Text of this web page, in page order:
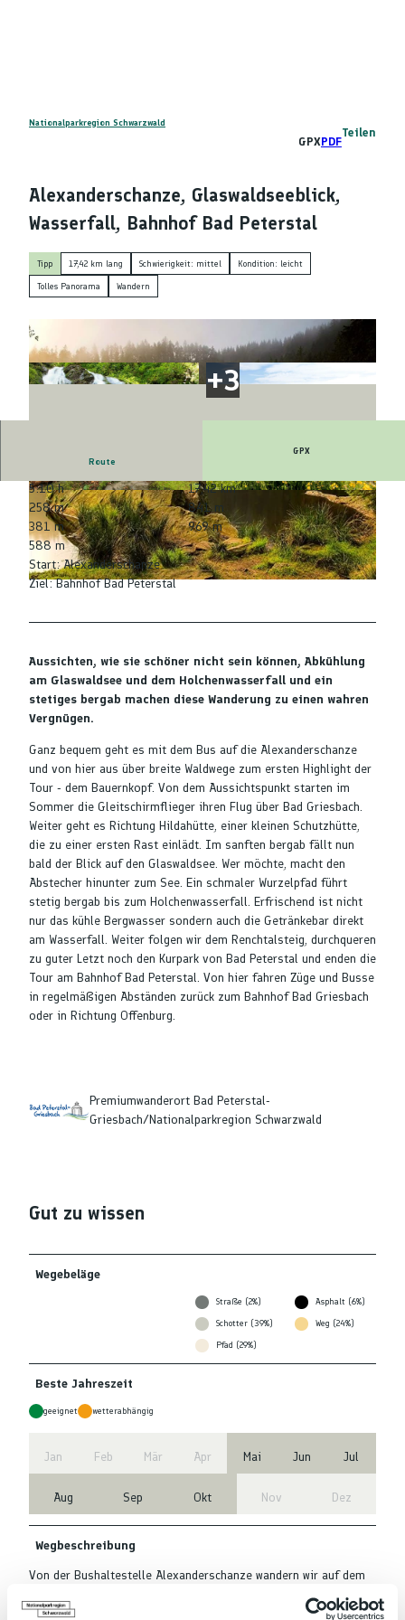
Nationalparkregion Schwarzwald
GPXPDF
Teilen
Alexanderschanze, Glaswaldseeblick,
Wasserfall, Bahnhof Bad Peterstal
Tipp 17,42 km lang Schwierigkeit: mittel
Kondition: leicht
Tolles Panorama
Wandern
© Premiumwanderort Bad Peterstal-Griesbach/
Nationalparkregion Schwarzwald
© Premiumwanderort Bad Peterstal-Griesbach/
Nationalparkregion Schwarzwald
Route
GPX
5:10 h
17,42 km
258 m
841 m
381 m
969 m
588 m
Start: Alexanderschanze
Ziel: Bahnhof Bad Peterstal
Aussichten, wie sie schöner nicht sein können, Abkühlung
am Glaswaldsee und dem Holchenwasserfall und ein
stetiges bergab machen diese Wanderung zu einen wahren
Vergnügen.
Ganz bequem geht es mit dem Bus auf die Alexanderschanze
und von hier aus über breite Waldwege zum ersten Highlight der
Tour - dem Bauernkopf. Von dem Aussichtspunkt starten im
Sommer die Gleitschirmflieger ihren Flug über Bad Griesbach.
Weiter geht es Richtung Hildahütte, einer kleinen Schutzhütte,
die zu einer ersten Rast einlädt. Im sanften bergab fällt nun
bald der Blick auf den Glaswaldsee. Wer möchte, macht den
Abstecher hinunter zum See. Ein schmaler Wurzelpfad führt
stetig bergab bis zum Holchenwasserfall. Erfrischend ist nicht
nur das kühle Bergwasser sondern auch die Getränkebar direkt
am Wasserfall. Weiter folgen wir dem Renchtalsteig, durchqueren
zu guter Letzt noch den Kurpark von Bad Peterstal und enden die
Tour am Bahnhof Bad Peterstal. Von hier fahren Züge und Busse
in regelmäßigen Abständen zurück zum Bahnhof Bad Griesbach
oder in Richtung Offenburg.
Premiumwanderort Bad Peterstal-
Griesbach/Nationalparkregion Schwarzwald
Gut zu wissen
Wegebeläge
Straße (2%)
Asphalt (6%)
Schotter (39%)
Weg (24%)
Pfad (29%)
Beste Jahreszeit
geeignet wetterabhängig
Jan Feb Mär Apr Mai Jun Jul
Aug Sep Okt Nov Dez
Wegbeschreibung
Von der Bushaltestelle Alexanderschanze wandern wir auf dem
Renchtalsteig in Richtung Bauernkopf und folgen den Schildern
vorbei an der Hildahütte bis zum Standort Über der